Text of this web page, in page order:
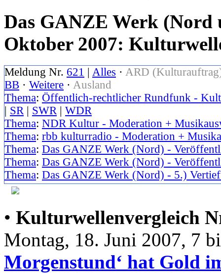
Das GANZE Werk
Oktober 2007:
Meldung Nr. 621 | Alles · ARD
BB · Weitere · Ausland
Thema: Öffentlich-rechtlicher Rundfunk -
| SR| SWR| WDR
Thema: NDR Kultur - Moderation +
Thema: rbb kulturradio - Moderation +
Thema: Das GANZE Werk (Nord) -
Thema: Das GANZE Werk (Nord) -
Thema: Das GANZE Werk (Nord) - 5.)
• Kulturwellenvergleich
Montag, 18. Juni 2007, 7
Morgenstund‘ hat Gold